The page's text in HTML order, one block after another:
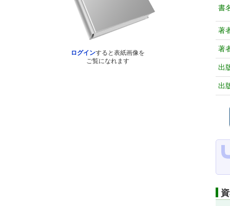
ログインすると表紙画像を
ご覧になれます
書
著
著
出
出